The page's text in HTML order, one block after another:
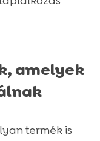
amelyek
termék is